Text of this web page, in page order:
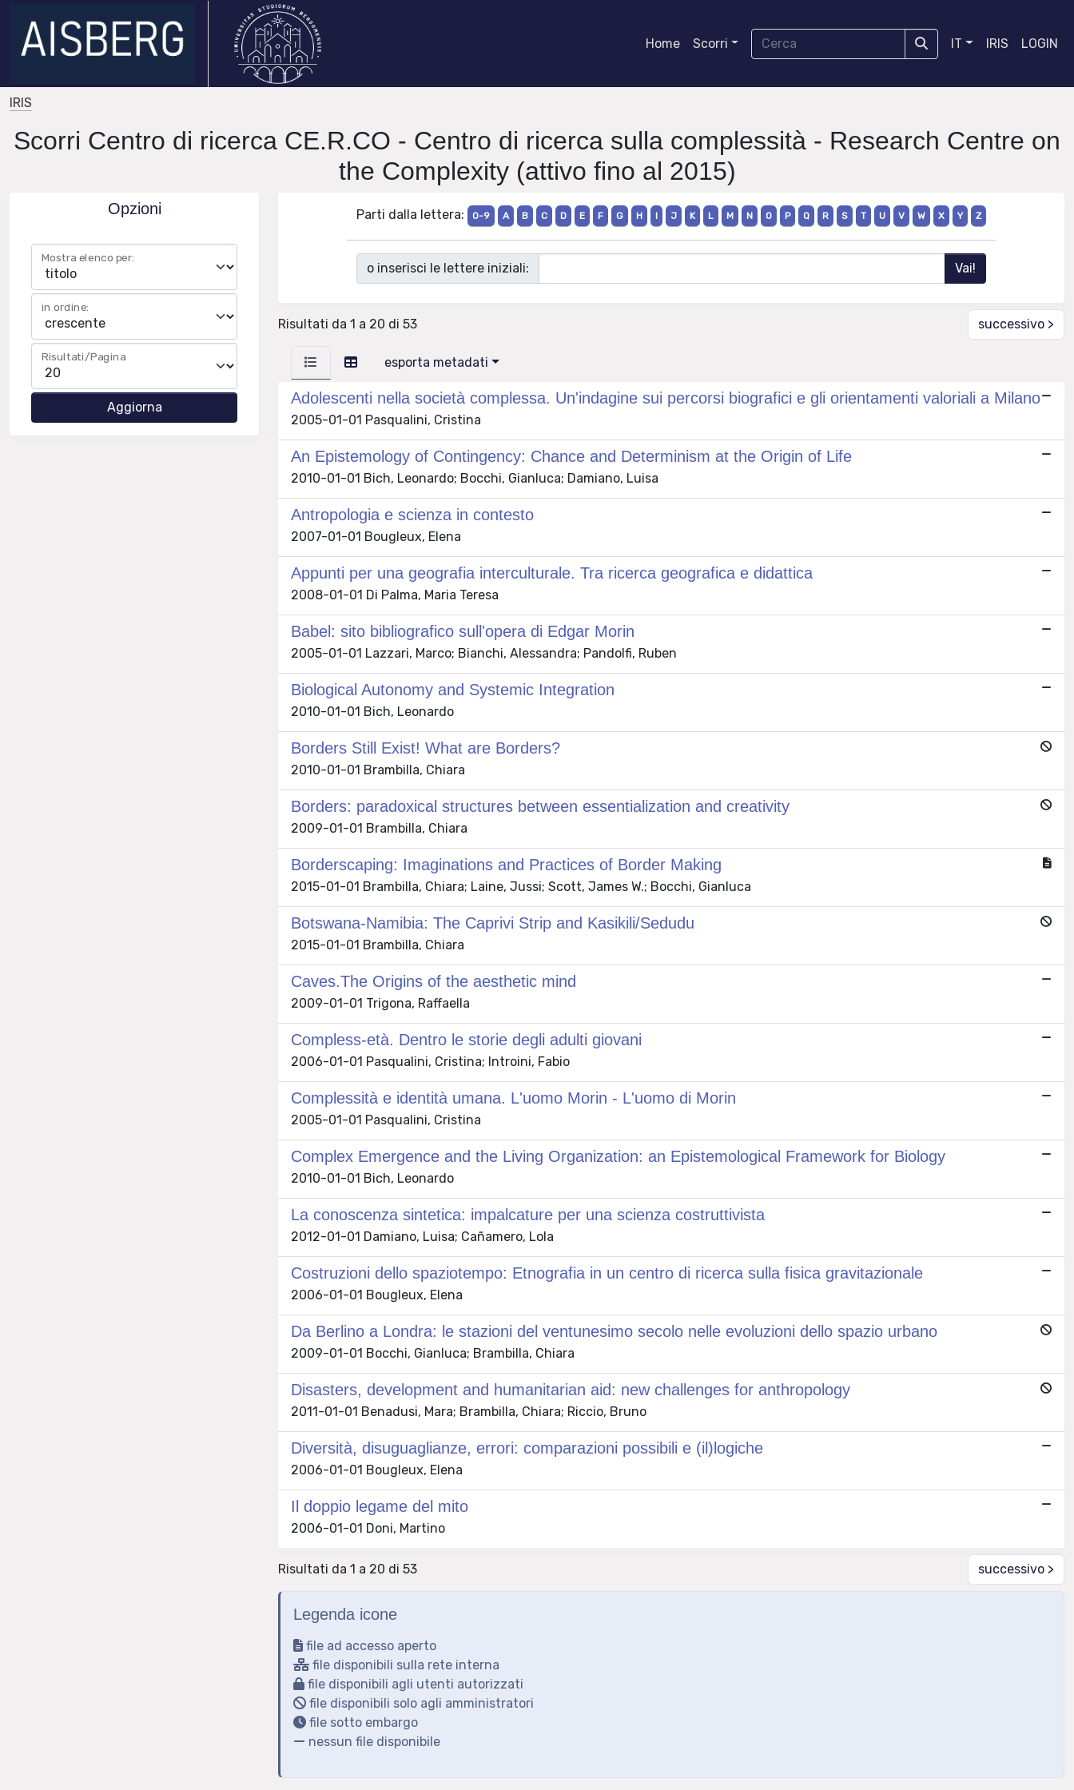
Home Scorri IT IRIS LOGIN
IRIS
Scorri Centro di ricerca CE.R.CO - Centro di ricerca sulla complessità - Research Centre on
the Complexity (attivo fino al 2015)
Opzioni
Mostra elenco per:
in ordine:
Risultati/Pagina
Parti dalla lettera: 0-9 A B C D E F G H I J K L M N O P Q R S T U V W X Y Z
o inserisci le lettere iniziali:
Risultati da 1 a 20 di 53 successivo >
esporta metadati
Adolescenti nella società complessa. Un'indagine sui percorsi biografici e gli orientamenti valoriali a Milano
2005-01-01 Pasqualini, Cristina
An Epistemology of Contingency: Chance and Determinism at the Origin of Life
2010-01-01 Bich, Leonardo; Bocchi, Gianluca; Damiano, Luisa
Antropologia e scienza in contesto
2007-01-01 Bougleux, Elena
Appunti per una geografia interculturale. Tra ricerca geografica e didattica
2008-01-01 Di Palma, Maria Teresa
Babel: sito bibliografico sull'opera di Edgar Morin
2005-01-01 Lazzari, Marco; Bianchi, Alessandra; Pandolfi, Ruben
Biological Autonomy and Systemic Integration
2010-01-01 Bich, Leonardo
Borders Still Exist! What are Borders?
2010-01-01 Brambilla, Chiara
Borders: paradoxical structures between essentialization and creativity
2009-01-01 Brambilla, Chiara
Borderscaping: Imaginations and Practices of Border Making
2015-01-01 Brambilla, Chiara; Laine, Jussi; Scott, James W.; Bocchi, Gianluca
Botswana-Namibia: The Caprivi Strip and Kasikili/Sedudu
2015-01-01 Brambilla, Chiara
Caves.The Origins of the aesthetic mind
2009-01-01 Trigona, Raffaella
Compless-età. Dentro le storie degli adulti giovani
2006-01-01 Pasqualini, Cristina; Introini, Fabio
Complessità e identità umana. L'uomo Morin - L'uomo di Morin
2005-01-01 Pasqualini, Cristina
Complex Emergence and the Living Organization: an Epistemological Framework for Biology
2010-01-01 Bich, Leonardo
La conoscenza sintetica: impalcature per una scienza costruttivista
2012-01-01 Damiano, Luisa; Cañamero, Lola
Costruzioni dello spaziotempo: Etnografia in un centro di ricerca sulla fisica gravitazionale
2006-01-01 Bougleux, Elena
Da Berlino a Londra: le stazioni del ventunesimo secolo nelle evoluzioni dello spazio urbano
2009-01-01 Bocchi, Gianluca; Brambilla, Chiara
Disasters, development and humanitarian aid: new challenges for anthropology
2011-01-01 Benadusi, Mara; Brambilla, Chiara; Riccio, Bruno
Diversità, disuguaglianze, errori: comparazioni possibili e (il)logiche
2006-01-01 Bougleux, Elena
Il doppio legame del mito
2006-01-01 Doni, Martino
Risultati da 1 a 20 di 53 successivo >
Legenda icone
file ad accesso aperto
file disponibili sulla rete interna
file disponibili agli utenti autorizzati
file disponibili solo agli amministratori
file sotto embargo
nessun file disponibile